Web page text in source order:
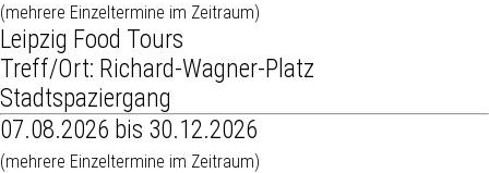
(mehrere Einzeltermine im Zeitraum)
Leipzig Food Tours
Treff/Ort: Richard-Wagner-Platz
Stadtspaziergang
07.08.2026 bis 30.12.2026
(mehrere Einzeltermine im Zeitraum)